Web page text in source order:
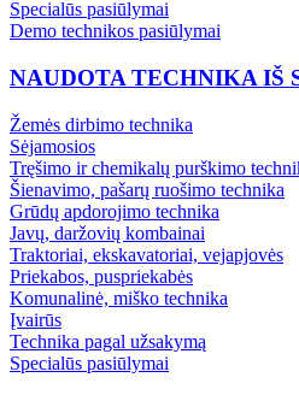
Specialūs pasiūlymai
Demo technikos pasiūlymai
NAUDOTA TECHNIKA IŠ
Žemės dirbimo technika
Sėjamosios
Tręšimo ir chemikalų purškimo
Šienavimo, pašarų ruošimo technika
Grūdų apdorojimo technika
Javų, daržovių kombainai
Traktoriai, ekskavatoriai, vejapjovės
Priekabos, puspriekabės
Komunalinė, miško technika
Įvairūs
Technika pagal užsakymą
Specialūs pasiūlymai